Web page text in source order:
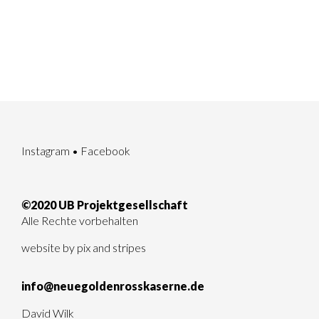
Instagram • Facebook
©2020 UB Projektgesellschaft
Alle Rechte vorbehalten
website by pix and stripes
info@neuegoldenrosskaserne.de
David Wilk